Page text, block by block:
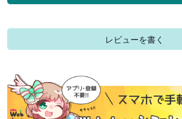
レビューを書く